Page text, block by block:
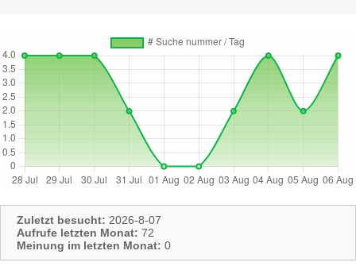
Zuletzt besucht: 2026-8-07
Aufrufe letzten Monat: 72
Meinung im letzten Monat: 0